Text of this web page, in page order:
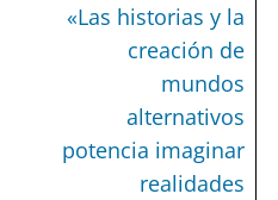
«Las historias y la
creación de
mundos
alternativos
potencia imaginar
realidades